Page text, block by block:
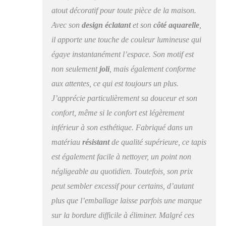
AUX PERSONNES
ALLERGIQUES ET
NETTOYER: Ce tapis
est facile à nettoyer et
personnes souffrant
d'allergies, grâce à ses
fibres synthétiques. Le
une haute résistance à
l'usure, est écologique,
non pelucheux et
assure une isolation
phonique et thermique.
VOTRE
TAPIS : RugVista est
connu pour son
expérience dans la
production de tapis et
atout décoratif pour toute pièce de la maison.
Avec son design éclatantet son côté aquarelle,
il apporte une touche de couleur lumineuse qui
égaye instantanément l’espace. Son motif est
non seulementjoli, mais également conforme
aux attentes, ce qui est toujours un plus.
J’apprécie particulièrement sa douceur et son
confort, même si le confort est légèrement
inférieur à son esthétique. Fabriqué dans un
matériau résistantde qualité supérieure, ce tapis
est également facile à nettoyer, un point non
négligeable au quotidien. Toutefois, son prix
peut sembler excessif pour certains, d’autant
plus que l’emballage laisse parfois une marque
sur la bordure difficile à éliminer. Malgré ces